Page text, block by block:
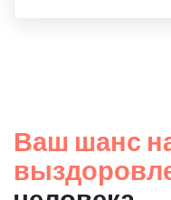
Ваш шанс